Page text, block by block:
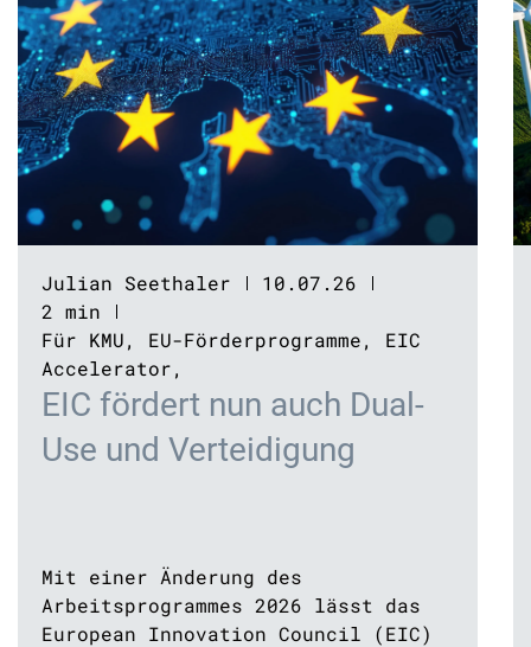
Julian Seethaler
10.07.26
2 min
Für KMU, EU-Förderprogramme, EIC
Accelerator,
EIC fördert nun auch Dual-
Use und Verteidigung
Mit einer Änderung des
Arbeitsprogrammes 2026 lässt das
European Innovation Council (EIC)